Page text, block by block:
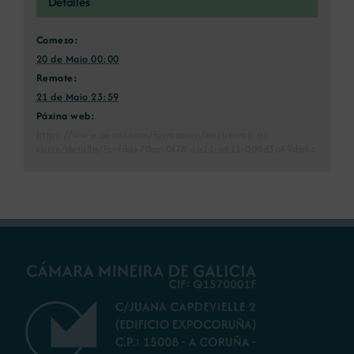
Comezo:
20 de Maio 00:00
Remate:
21 de Maio 23:59
Páxina web: